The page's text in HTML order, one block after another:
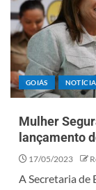
GOIÁS
Mulher
lançamento
17/05/2023
A Secretaria de